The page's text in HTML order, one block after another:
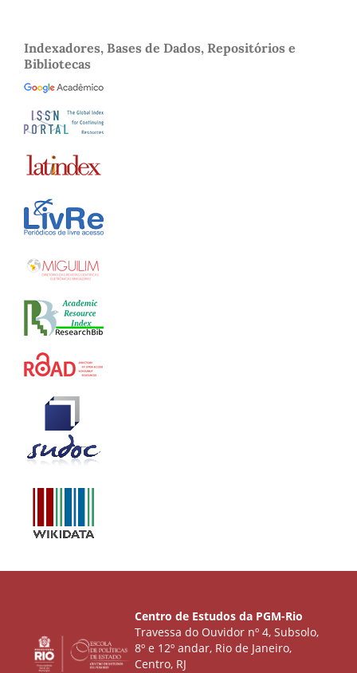
Indexadores, Bases de Dados, Repositórios e
Bibliotecas
Centro de Estudos da PGM-Rio
Travessa do Ouvidor nº 4, Subsolo,
8º e 12º andar, Rio de Janeiro,
Centro, RJ